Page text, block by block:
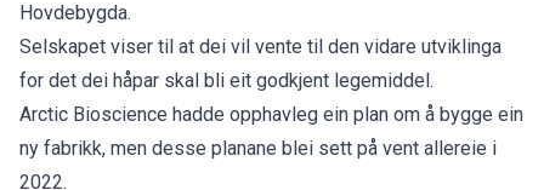
Hovdebygda.
Selskapet viser til at dei vil vente til den vidare utviklinga
for det dei håpar skal bli eit godkjent legemiddel.
Arctic Bioscience hadde opphavleg ein plan om å bygge ein
ny fabrikk, men desse planane blei sett på vent allereie i
2022.